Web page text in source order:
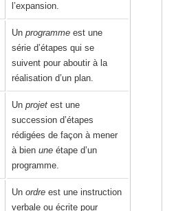
l’expansion.
Un programme est une
série d’étapes qui se
suivent pour aboutir à la
réalisation d’un plan.
Un projet est une
succession d’étapes
rédigées de façon à mener
à bien une étape d’un
programme.
Un ordre est une instruction
verbale ou écrite pour